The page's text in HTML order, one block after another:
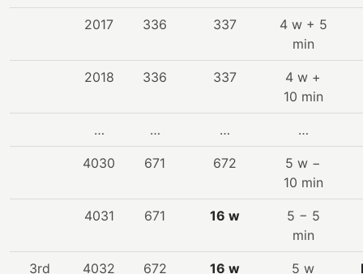
2017 336 337
4 w + 5
min
2018 336 337
4 w +
10 min
… … … …
4030 671 672
5 w −
10 min
4031 671 16 w
5 − 5
min
3rd
4032 672 16 w 5 w